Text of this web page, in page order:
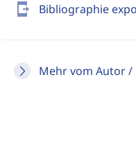
send_to_mobile Bibliographie
Mehr vom Autor /